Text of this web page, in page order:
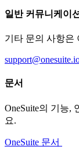
일반 커뮤니케이션
기타 문의 사항은
문서
OneSuite의 기능,
요.
OneSuite 문서